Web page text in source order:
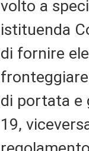
volto a
istituenda
di fornire
di portata e
19,